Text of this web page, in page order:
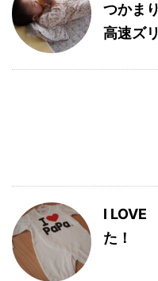
つかま
高速ズ
I LOVE
た！